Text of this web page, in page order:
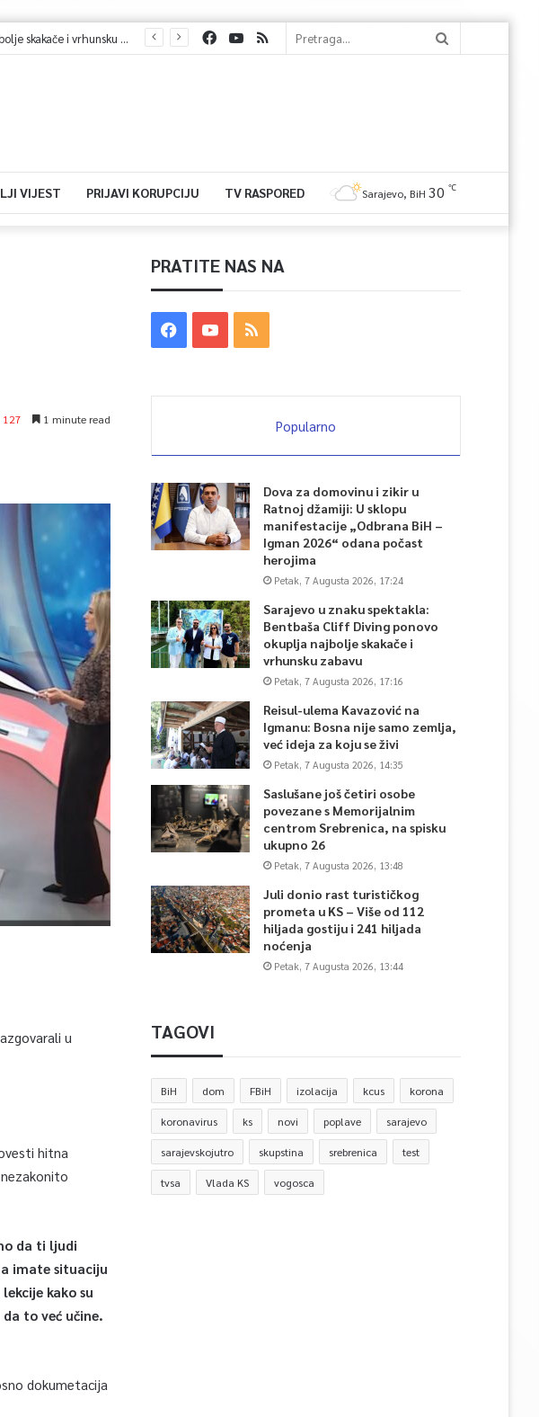
za koju se živi
VIJEST PRIJAVI KORUPCIJU TV RASPORED Sarajevo, BiH 30 ℃
127 1 minute read
u
hitna
da ti ljudi
imate situaciju
kako su
to već učine.
dokumetacija
PRATITE NAS NA
Popularno
Dova za domovinu i zikir u
Ratnoj džamiji: U sklopu
manifestacije „Odbrana BiH –
Igman 2026“ odana počast
herojima
Petak, 7 Augusta 2026, 17:24
Sarajevo u znaku spektakla:
Bentbaša Cliff Diving ponovo
okuplja najbolje skakače i
vrhunsku zabavu
Petak, 7 Augusta 2026, 17:16
Reisul-ulema Kavazović na
Igmanu: Bosna nije samo zemlja,
već ideja za koju se živi
Petak, 7 Augusta 2026, 14:35
Saslušane još četiri osobe
povezane s Memorijalnim
centrom Srebrenica, na spisku
ukupno 26
Petak, 7 Augusta 2026, 13:48
Juli donio rast turističkog
prometa u KS – Više od 112
hiljada gostiju i 241 hiljada
noćenja
Petak, 7 Augusta 2026, 13:44
TAGOVI
BiH dom FBiH izolacija kcus korona
koronavirus ks novi poplave sarajevo
sarajevskojutro skupstina srebrenica test
tvsa Vlada KS vogosca